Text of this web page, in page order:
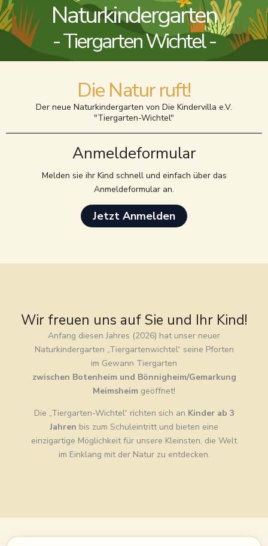
Naturkindergarten
- Tiergarten Wichtel -
Die Natur ruft!
Der neue Naturkindergarten von Die Kindervilla e.V.
"Tiergarten-Wichtel"
Anmeldeformular
Melden sie ihr Kind schnell und einfach über das
Anmeldeformular an.
Jetzt Anmelden
Wir freuen uns auf Sie und Ihr Kind!
Anfang diesen Jahres (2026) hat unser neuer
Naturkindergarten „Tiergartenwichtel“ seine Pforten
im Gewann Tiergarten
zwischen Botenheim und Bönnigheim/Gemarkung
Meimsheim geöffnet!
Die „Tiergarten-Wichtel“ richten sich an Kinder ab 3
Jahren bis zum Schuleintritt und bieten eine
einzigartige Möglichkeit für unsere Kleinsten, die Welt
im Einklang mit der Natur zu entdecken.